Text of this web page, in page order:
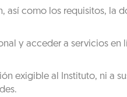
así como los requisitos, la
y acceder a servicios en
exigible al Instituto, ni a